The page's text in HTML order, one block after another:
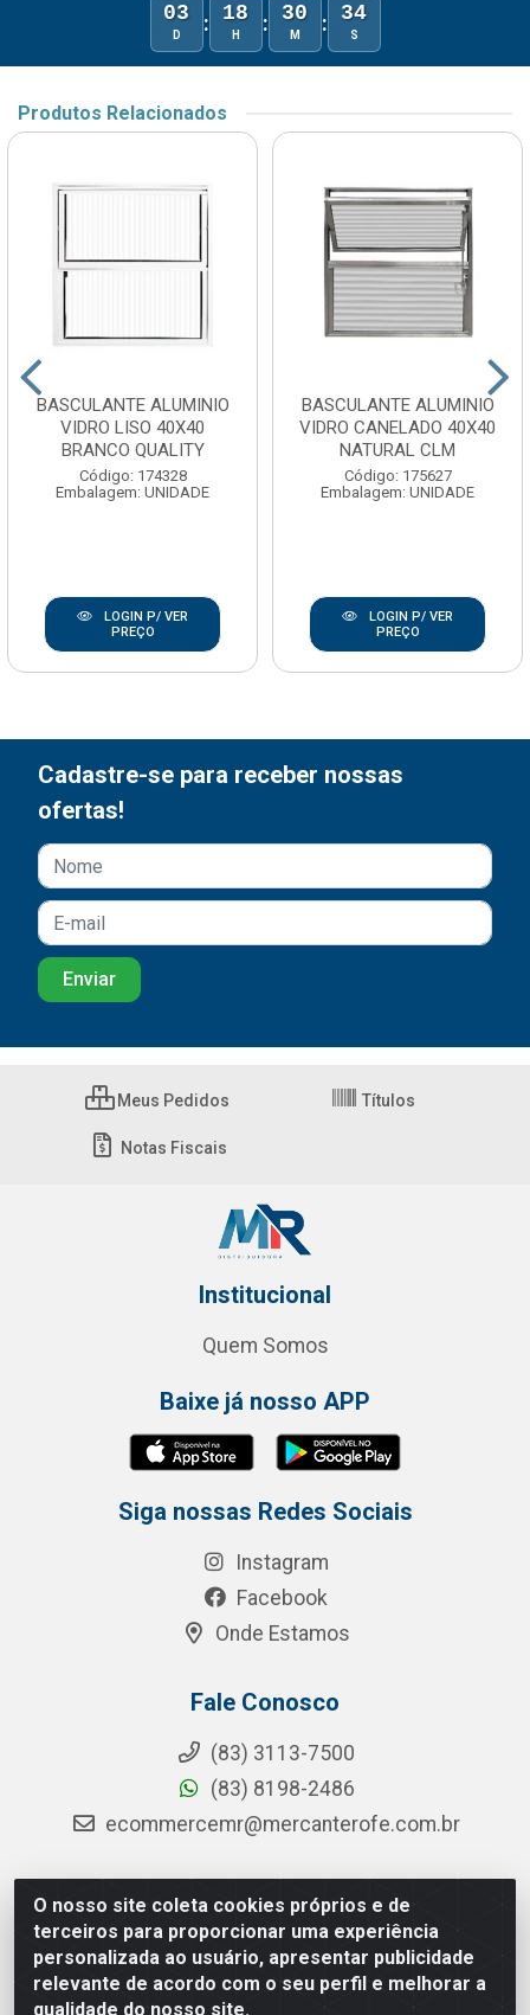
03
D : 18
H : 30
M : 34
S
Produtos Relacionados
BASCULANTE ALUMINIO
VIDRO LISO 40X40
BRANCO QUALITY
Código: 174328
Embalagem: UNIDADE
LOGIN P/ VER
PREÇO
BASCULANTE ALUMINIO
VIDRO CANELADO 40X40
NATURAL CLM
Código: 175627
Embalagem: UNIDADE
LOGIN P/ VER
PREÇO
O nosso site coleta cookies próprios e de
terceiros para proporcionar uma experiência
personalizada ao usuário, apresentar publicidade
relevante de acordo com o seu perfil e melhorar a
qualidade do nosso site.
Cadastre-se para receber nossas
ofertas!
Meus Pedidos Títulos
Notas Fiscais
Institucional
Quem Somos
Baixe já nosso APP
Siga nossas Redes Sociais
Instagram
Facebook
Onde Estamos
Fale Conosco
(83) 3113-7500
(83) 8198-2486
ecommercemr@mercanterofe.com.br
MR Distribuidora - Rua Hortêncio Ribeiro de Luna, 3777 -
Distrito Industrial, João Pessoa/PB - CEP 58081-400 -
CNPJ 35.428.312/0001-85